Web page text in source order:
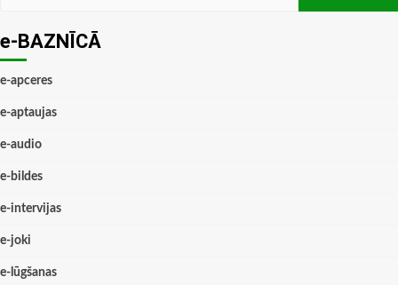
e-BAZNĪCĀ
e-apceres
e-aptaujas
e-audio
e-bildes
e-intervijas
e-joki
e-lūgšanas